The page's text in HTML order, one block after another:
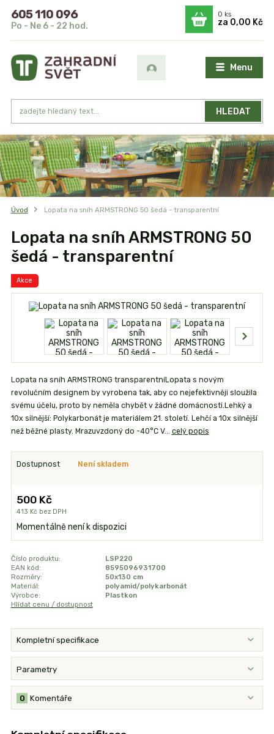
Menu
HLEDAT
605 110 096
Po - Ne 6 - 22 hod.
0ks
za 0,00 Kč
Úvod Lopata na sníh ARMSTRONG 50 šedá - transparentní
Lopata na sníh ARMSTRONG 50
šedá - transparentní
Akce
Lopata na sníh ARMSTRONG transparentníLopata s novým
revolučním designem by vyrobena tak, aby co nejefektivněji sloužila
svému účelu, proto by neměla chybět v žádné domácnosti.Lehký a
10x silnější: Polykarbonát je materiálem 21. století. Lehčí a 10x silnější
než běžné plasty. Mrazuvzdoný do -40°C V... celý popis
Dostupnost Není skladem
500 Kč
413 Kč bez DPH
Momentálně není k dispozici
Číslo produktu:
LSP220
EAN kód:
8595096931700
Rozměry:
50x130 cm
Materiál:
polyamid/polykarbonát
Výrobce:
Plastkon
Hlídat cenu / dostupnost
Kompletní specifikace
Parametry
Komentáře
0